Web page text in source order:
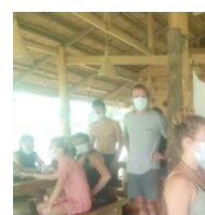
ອິດສະຫຼະພາບດ້ານການຂ່າວ
ຊີວິດຊາວລາວ
ຊຸມຊົນຊາວລາວ
ວິທະຍາສາດ-ເທັກໂນໂລຈີ
ທຸລະກິດ